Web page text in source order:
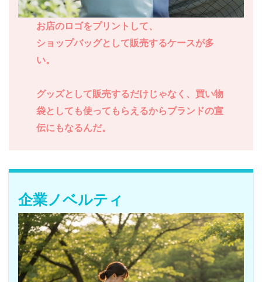
お店のロゴをプリントして、
ショップバッグとして販売するケースが多
い。
グッズとして販売するだけじゃなく、買い物
袋としても使ってもらえるからブランドの宣
伝にもなるんだ。
企業ノベルティ